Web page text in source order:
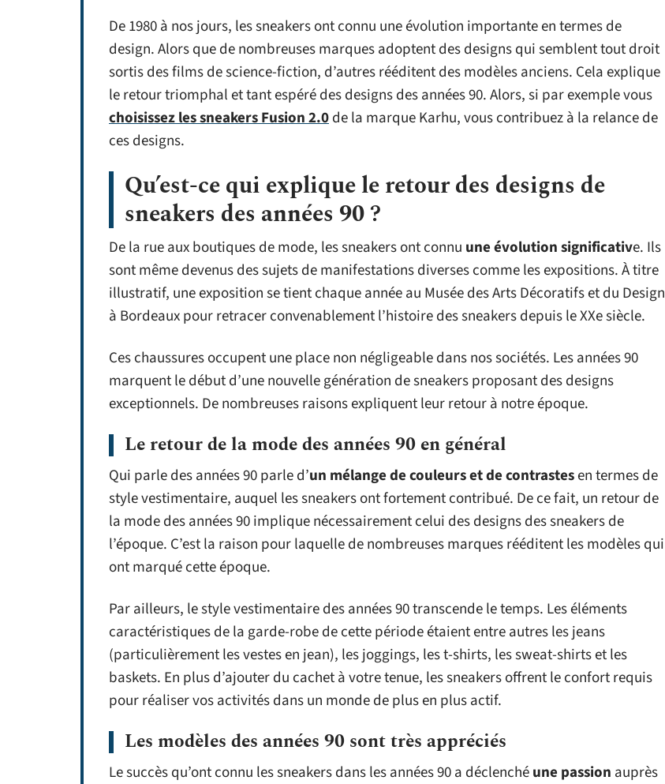
De 1980 à nos jours, les sneakers ont connu une évolution importante en termes de
design. Alors que de nombreuses marques adoptent des designs qui semblent tout droit
sortis des films de science-fiction, d’autres rééditent des modèles anciens. Cela explique
le retour triomphal et tant espéré des designs des années 90. Alors, si par exemple vous
choisissez les sneakers Fusion 2.0de la marque Karhu, vous contribuez à la relance de
ces designs.
Qu’est-ce qui explique le retour des designs de
sneakers des années 90 ?
De la rue aux boutiques de mode, les sneakers ont connu une évolution significative. Ils
sont même devenus des sujets de manifestations diverses comme les expositions. À titre
illustratif, une exposition se tient chaque année au Musée des Arts Décoratifs et du Design
à Bordeaux pour retracer convenablement l’histoire des sneakers depuis le XXe siècle.
Ces chaussures occupent une place non négligeable dans nos sociétés. Les années 90
marquent le début d’une nouvelle génération de sneakers proposant des designs
exceptionnels. De nombreuses raisons expliquent leur retour à notre époque.
Le retour de la mode des années 90 en général
Qui parle des années 90 parle d’un mélange de couleurs et de contrastesen termes de
style vestimentaire, auquel les sneakers ont fortement contribué. De ce fait, un retour de
la mode des années 90 implique nécessairement celui des designs des sneakers de
l’époque. C’est la raison pour laquelle de nombreuses marques rééditent les modèles qui
ont marqué cette époque.
Par ailleurs, le style vestimentaire des années 90 transcende le temps. Les éléments
caractéristiques de la garde-robe de cette période étaient entre autres les jeans
(particulièrement les vestes en jean), les joggings, les t-shirts, les sweat-shirts et les
baskets. En plus d’ajouter du cachet à votre tenue, les sneakers offrent le confort requis
pour réaliser vos activités dans un monde de plus en plus actif.
Les modèles des années 90 sont très appréciés
Le succès qu’ont connu les sneakers dans les années 90 a déclenchéune passion auprès